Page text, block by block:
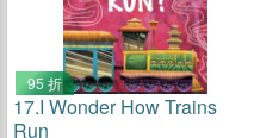
95 折
17.I Wonder How Trains
Run